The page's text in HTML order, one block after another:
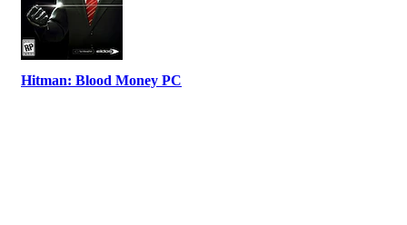
Hitman: Blood Money PC